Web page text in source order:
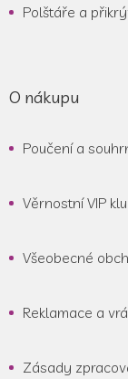
Polštáře a
O nákupu
Poučení a
Věrnostní VIP
Všeobecné
Reklamace a
Zásady